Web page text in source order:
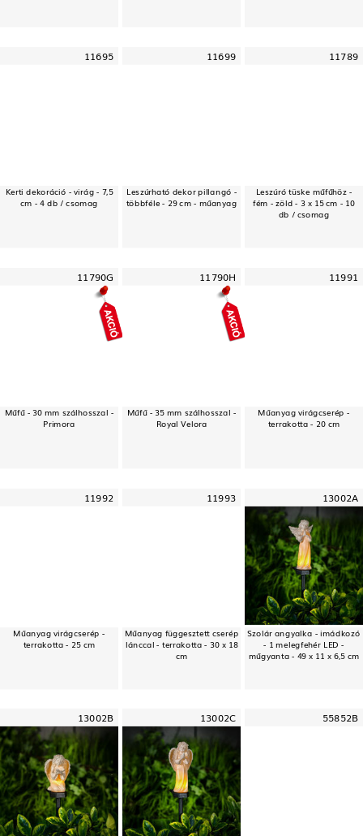
11695
Kerti dekoráció - virág - 7,5
cm - 4 db / csomag
11699
Leszúrható dekor pillangó -
többféle - 29 cm - műanyag
11789
Leszúró tüske műfűhöz -
fém - zöld - 3 x 15 cm - 10
db / csomag
11790G
Műfű - 30 mm szálhosszal -
Primora
11790H
Műfű - 35 mm szálhosszal -
Royal Velora
11991
Műanyag virágcserép -
terrakotta - 20 cm
11992
Műanyag virágcserép -
terrakotta - 25 cm
11993
Műanyag függesztett cserép
lánccal - terrakotta - 30 x 18
cm
13002A
Szolár angyalka - imádkozó
- 1 melegfehér LED -
műgyanta - 49 x 11 x 6,5 cm
13002B 13002C 55852B